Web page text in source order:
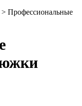
> Профессиональные